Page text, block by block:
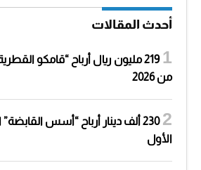
أحدث المقالات
219 مليون ريال أرباح “قامكو
من 2026
230 ألف دينار أرباح “أسس
الأول